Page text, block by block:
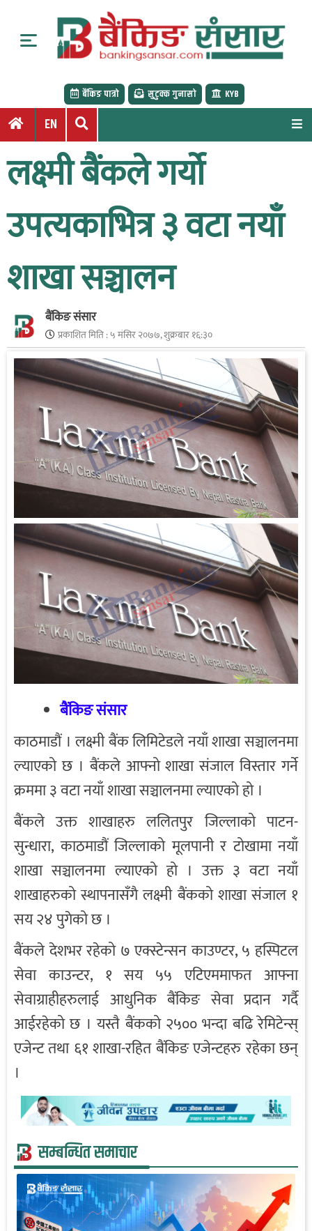
o
बैंकिङ पात्रो सुटुक्क गुनासो KYB
EN
लक्ष्मी बैंकले गर्यो
उपत्यकाभित्र ३ वटा नयाँ
शाखा सञ्चालन
बैंकिङ संसार
प्रकाशित मिति :५ मंसिर २०७७, शुक्रबार १६:३०
बैंकिङ संसार
काठमाडौं । लक्ष्मी बैंक लिमिटेडले नयाँ शाखा सञ्चालनमा
ल्याएको छ । बैंकले आफ्नो शाखा संजाल विस्तार गर्ने
क्रममा ३ वटा नयाँ शाखा सञ्चालनमा ल्याएको हो ।
बैंकले उक्त शाखाहरु ललितपुर जिल्लाको पाटन-
सुन्धारा, काठमाडौं जिल्लाको मूलपानी र टोखामा नयाँ
शाखा सञ्चालनमा ल्याएको हो । उक्त ३ वटा नयाँ
शाखाहरुको स्थापनासँगै लक्ष्मी बैंकको शाखा संजाल १
सय २४ पुगेको छ ।
बैंकले देशभर रहेको ७ एक्स्टेन्सन काउण्टर, ५ हस्पिटल
सेवा काउन्टर, १ सय ५५ एटिएममाफत आफ्ना
सेवाग्राहीहरुलाई आधुनिक बैंकिङ सेवा प्रदान गर्दै
आईरहेको छ । यस्तै बैंकको २५०० भन्दा बढि रेमिटेन्स्
एजेन्ट तथा ६१ शाखा-रहित बैंकिङ एजेन्टहरु रहेका छन्
।
सम्बन्धित समाचार